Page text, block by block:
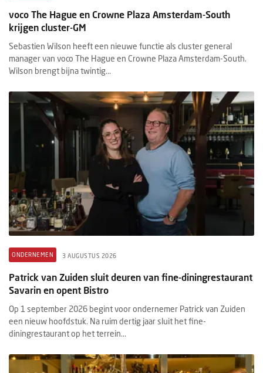
voco The Hague en Crowne Plaza Amsterdam-South
krijgen cluster-GM
Sebastien Wilson heeft een nieuwe functie als cluster general
manager van voco The Hague en Crowne Plaza Amsterdam-South.
Wilson brengt bijna twintig...
ONDERNEMEN 3 AUGUSTUS 2026
Patrick van Zuiden sluit deuren van fine-diningrestaurant
Savarin en opent Bistro
Op 1 september 2026 begint voor ondernemer Patrick van Zuiden
een nieuw hoofdstuk. Na ruim dertig jaar sluit het fine-
diningrestaurant op het terrein...